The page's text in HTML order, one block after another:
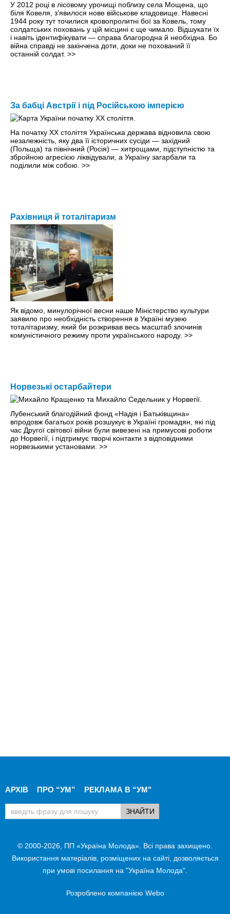
У 2012 році в лісовому урочищі поблизу села Мощена, що
біля Ковеля, з’явилося нове військове кладовище. Навесні
1944 року тут точилися кровопролитні бої за Ковель, тому
солдатських поховань у цій місцині є ще чимало. Відшукати їх
і навіть ідентифікувати — справа благородна й необхідна. Бо
війна справді не закінчена доти, доки не похований її
останній солдат. >>
За бабці Австрії і під Російською імперією
На початку ХХ століття Українська держава відновила свою
незалежність, яку два її історичних сусіди — західний
(Польща) та північний (Росія) — хитрощами, підступністю та
збройною агресією ліквідували, а Україну загарбали та
поділили між собою. >>
Рахівниця й тоталітаризм
Як відомо, минулорічної весни наше Міністерство культури
заявило про необхідність створення в Україні музею
тоталітаризму, який би розкривав весь масштаб злочинів
комуністичного режиму проти українського народу. >>
Норвезькі остарбайтери
Лубенський благодійний фонд «Надія і Батьківщина»
впродовж багатьох років розшукує в Україні громадян, які під
час Другої світової війни були вивезені на примусові роботи
до Норвегії, і підтримує творчі контакти з відповідними
норвезькими установами. >>
АРХІВ ПРО “УМ” РЕКЛАМА В “УМ"
© 2000-2026, ПП «Україна Молода». Всі права захищено.
Використання матеріалів, розміщених на сайті, дозволяється
при умові посилання на "Україна Молода".
Розроблено компанією Webo